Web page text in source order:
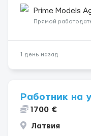
конфіденційність і
поважаємо особ...
Prime Models
Прямой
1 день назад
Работник на
1700 €
Латвия